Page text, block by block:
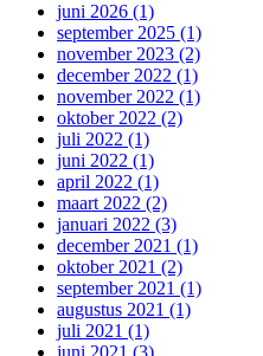
juni 2026 (1)
september 2025 (1)
november 2023 (2)
december 2022 (1)
november 2022 (1)
oktober 2022 (2)
juli 2022 (1)
juni 2022 (1)
april 2022 (1)
maart 2022 (2)
januari 2022 (3)
december 2021 (1)
oktober 2021 (2)
september 2021 (1)
augustus 2021 (1)
juli 2021 (1)